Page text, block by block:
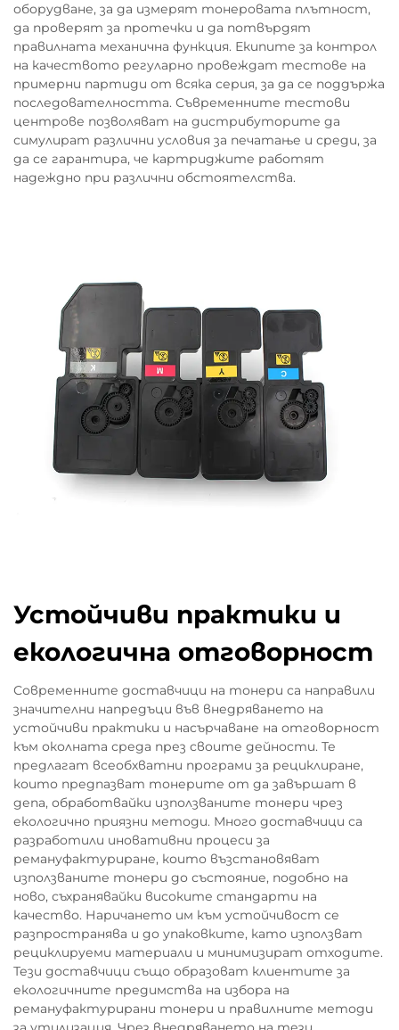
оборудване, за да измерят тонеровата плътност,
да проверят за протечки и да потвърдят
правилната механична функция. Екипите за контрол
на качеството регуларно провеждат тестове на
примерни партиди от всяка серия, за да се поддържа
последователността. Съвременните тестови
центрове позволяват на дистрибуторите да
симулират различни условия за печатање и среди, за
да се гарантира, че картриджите работят
надеждно при различни обстоятелства.
Устойчиви практики и
екологична отговорност
Современните доставчици на тонери са направили
значителни напредъци във внедряването на
устойчиви практики и насърчаване на отговорност
към околната среда през своите дейности. Те
предлагат всеобхватни програми за рециклиране,
които предпазват тонерите от да завършат в
депа, обработвайки използваните тонери чрез
екологично приязни методи. Много доставчици са
разработили иновативни процеси за
ремануфактуриране, които възстановяват
използваните тонери до състояние, подобно на
ново, съхранявайки високите стандарти на
качество. Наричането им към устойчивост се
разпространява и до упаковките, като използват
рециклируеми материали и минимизират отходите.
Тези доставчици също образоват клиентите за
екологичните предимства на избора на
ремануфактурирани тонери и правилните методи